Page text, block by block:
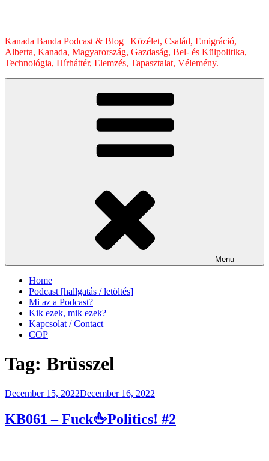
Kanada Banda Podcast & Blog | Közélet, Család, Emigráció,
Alberta, Kanada, Magyarország, Gazdaság, Bel- és Külpolitika,
Technológia, Hírháttér, Elemzés, Tapasztalat, Vélemény.
Menu
Home
Podcast [hallgatás / letöltés]
Mi az a Podcast?
Kik ezek, mik ezek?
Kapcsolat / Contact
COP
Tag: Brüsszel
Posted
December 15, 2022December 16, 2022
KB061 – Fuck🖕Politics! #2